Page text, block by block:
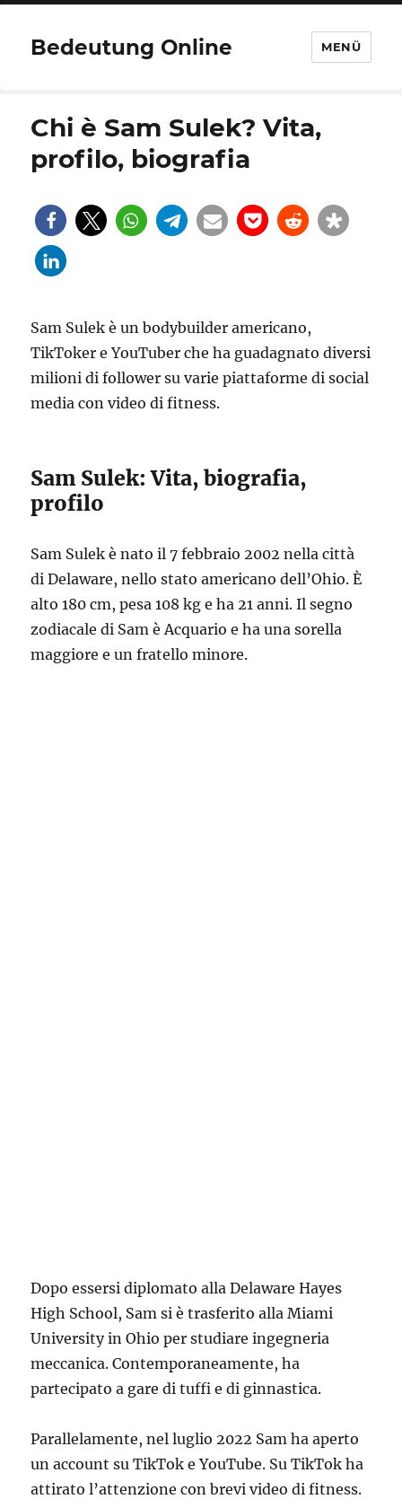
Bedeutung Online MENÜ
Chi è Sam Sulek? Vita,
profilo, biografia
Sam Sulek è un bodybuilder americano,
TikToker e YouTuber che ha guadagnato diversi
milioni di follower su varie piattaforme di social
media con video di fitness.
Sam Sulek: Vita, biografia,
profilo
Sam Sulek è nato il 7 febbraio 2002 nella città
di Delaware, nello stato americano dell’Ohio. È
alto 180 cm, pesa 108 kg e ha 21 anni. Il segno
zodiacale di Sam è Acquario e ha una sorella
maggiore e un fratello minore.
Dopo essersi diplomato alla Delaware Hayes
High School, Sam si è trasferito alla Miami
University in Ohio per studiare ingegneria
meccanica. Contemporaneamente, ha
partecipato a gare di tuffi e di ginnastica.
Parallelamente, nel luglio 2022 Sam ha aperto
un account su TikTok e YouTube. Su TikTok ha
attirato l’attenzione con brevi video di fitness.